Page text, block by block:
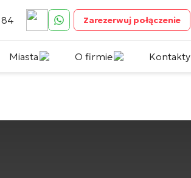
84 Zarezerwuj połączenie
Miasta O firmie Kontakty